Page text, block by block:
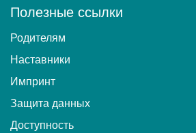
Полезные ссылки
Родителям
Наставники
Импринт
Защита данных
Доступность